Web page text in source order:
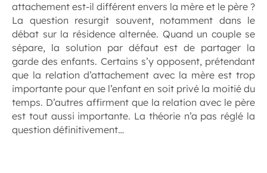
attachement est-il différent envers la mère et le père ?
La question resurgit souvent, notamment dans le
débat sur la résidence alternée. Quand un couple se
sépare, la solution par défaut est de partager la
garde des enfants. Certains s’y opposent, prétendant
que la relation d’attachement avec la mère est trop
importante pour que l’enfant en soit privé la moitié du
temps. D’autres affirment que la relation avec le père
est tout aussi importante. La théorie n’a pas réglé la
question définitivement…